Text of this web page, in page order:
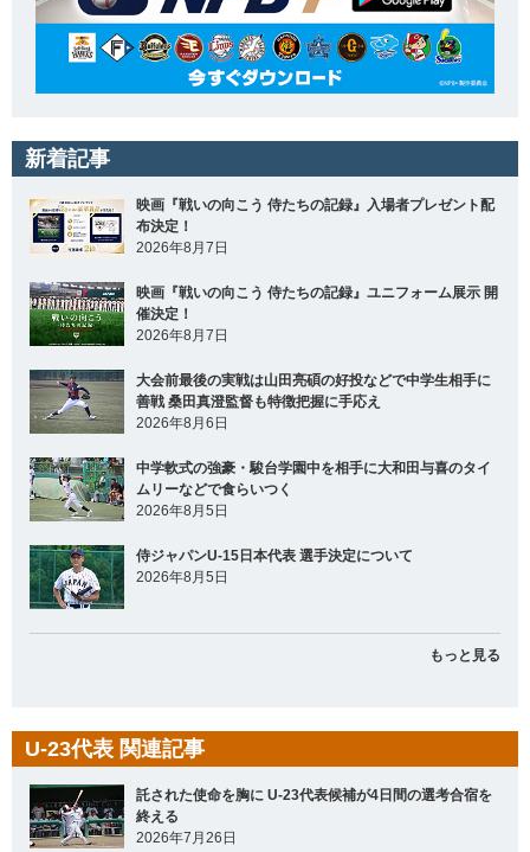
新着記事
映画『戦いの向こう 侍たちの記録』入場者プレゼント配
布決定！
2026年8月7日
映画『戦いの向こう 侍たちの記録』ユニフォーム展示 開
催決定！
2026年8月7日
大会前最後の実戦は山田亮碩の好投などで中学生相手に
善戦 桑田真澄監督も特徴把握に手応え
2026年8月6日
中学軟式の強豪・駿台学園中を相手に大和田与喜のタイ
ムリーなどで食らいつく
2026年8月5日
侍ジャパンU-15日本代表 選手決定について
2026年8月5日
もっと見る
U-23代表 関連記事
託された使命を胸に U-23代表候補が4日間の選考合宿を
終える
2026年7月26日